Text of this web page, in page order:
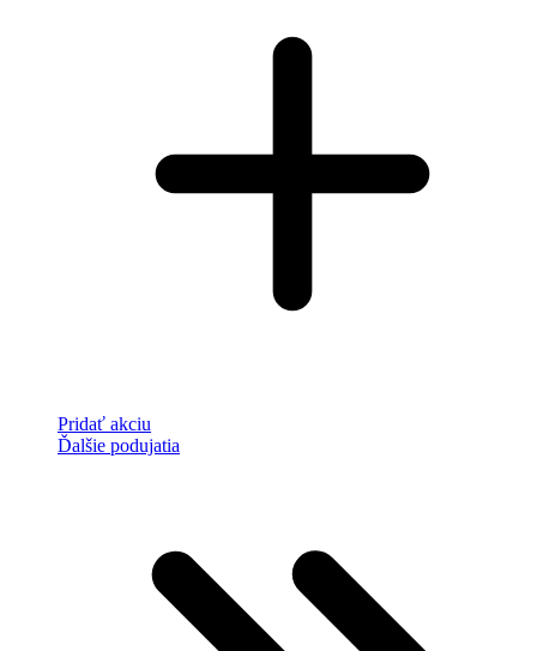
Pridať akciu
Ďalšie podujatia